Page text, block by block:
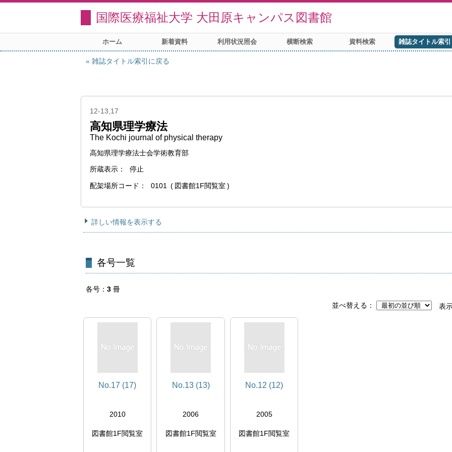
国際医療福祉大学 大田原キャンパス図書館
ホーム 新着資料 利用状況照会 横断検索 資料検索 雑誌タイトル索引
雑誌タイトル索引に戻る
12-13,17
高知県理学療法
The Kochi journal of physical therapy
高知県理学療法士会学術教育部
所蔵表示
停止
配架場所コード 0101 図書館1F閲覧室
詳しい情報を表示する
各号一覧
各号 3 冊
並べ替える
表
No.17 (17)
2010
図書館1F閲覧室
No.13 (13)
2006
図書館1F閲覧室
No.12 (12)
2005
図書館1F閲覧室